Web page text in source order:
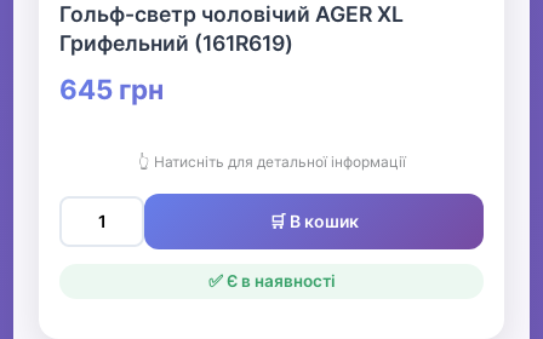
Гольф-светр чоловічий AGER XL
Грифельний (161R619)
645 грн
👆 Натисніть для детальної інформації
🛒 В кошик
✅ Є в наявності